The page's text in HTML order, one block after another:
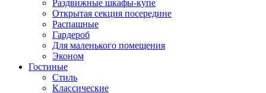
Раздвижные шкафы-купе
Открытая секция посередине
Распашные
Гардероб
Для маленького помещения
Эконом
Гостиные
Стиль
Классические